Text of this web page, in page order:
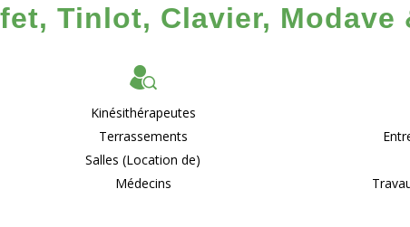
Tinlot, Clavier, Modave
Kinésithérapeutes
Terrassements
Salles (Location de)
Médecins